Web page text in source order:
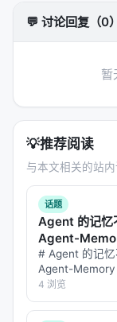
ZeroEntropy
Complex
实验与评估部
数据集 ：
指标：
类偏好、任
对比基线：
无检索 LLM
消融
据规模）对
💬 讨论回复（0）
暂
💡推荐阅读
与本文相关的站
话题
Agent 的记忆
Agent-
# Agent 的记
Agent-Memory
务，50 步之后
复调用同一个
得…
4 浏览